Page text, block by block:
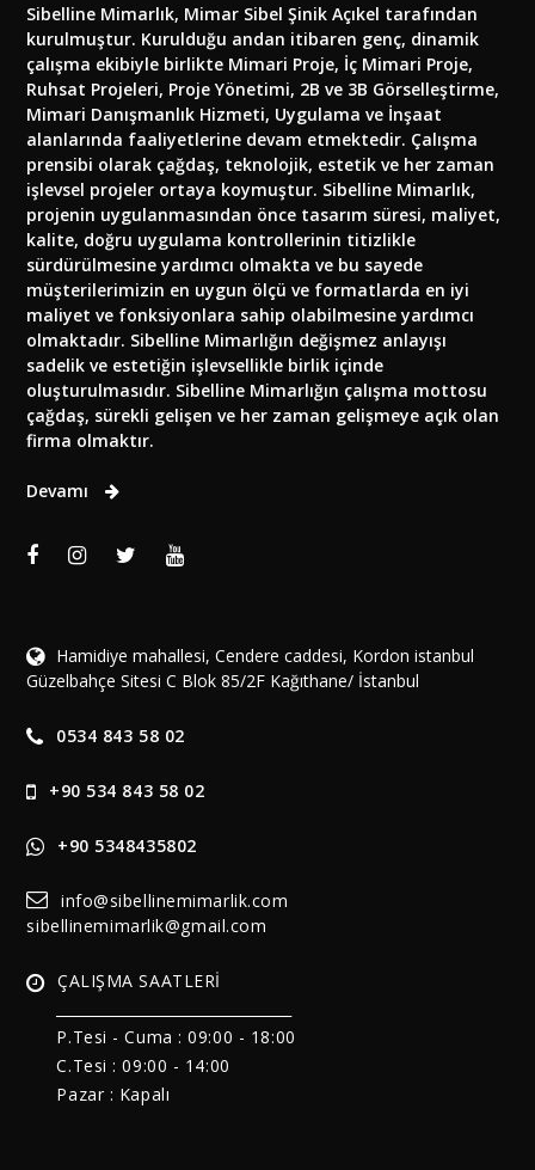
Sibelline Mimarlık, Mimar Sibel Şinik Açıkel tarafından
kurulmuştur. Kurulduğu andan itibaren genç, dinamik
çalışma ekibiyle birlikte Mimari Proje, İç Mimari Proje,
Ruhsat Projeleri, Proje Yönetimi, 2B ve 3B Görselleştirme,
Mimari Danışmanlık Hizmeti, Uygulama ve İnşaat
alanlarında faaliyetlerine devam etmektedir. Çalışma
prensibi olarak çağdaş, teknolojik, estetik ve her zaman
işlevsel projeler ortaya koymuştur. Sibelline Mimarlık,
projenin uygulanmasından önce tasarım süresi, maliyet,
kalite, doğru uygulama kontrollerinin titizlikle
sürdürülmesine yardımcı olmakta ve bu sayede
müşterilerimizin en uygun ölçü ve formatlarda en iyi
maliyet ve fonksiyonlara sahip olabilmesine yardımcı
olmaktadır. Sibelline Mimarlığın değişmez anlayışı
sadelik ve estetiğin işlevsellikle birlik içinde
oluşturulmasıdır. Sibelline Mimarlığın çalışma mottosu
çağdaş, sürekli gelişen ve her zaman gelişmeye açık olan
firma olmaktır.
Devamı
Hamidiye mahallesi, Cendere caddesi, Kordon istanbul
Güzelbahçe Sitesi C Blok 85/2F Kağıthane/ İstanbul
0534 843 58 02
+90 534 843 58 02
+90 5348435802
info@sibellinemimarlik.com
sibellinemimarlik@gmail.com
ÇALIŞMA SAATLERİ
P.Tesi - Cuma : 09:00 - 18:00
C.Tesi : 09:00 - 14:00
Pazar : Kapalı